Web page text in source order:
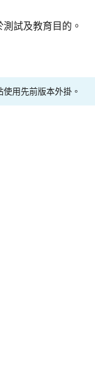
試及教育目的。
用先前版本外掛。